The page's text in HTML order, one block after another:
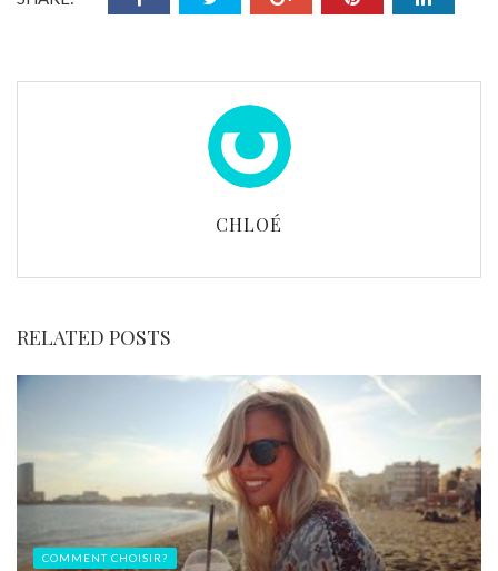
CHLOÉ
RELATED POSTS
COMMENT CHOISIR?